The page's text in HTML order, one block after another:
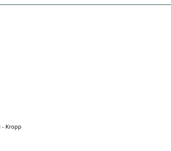
- Kropp